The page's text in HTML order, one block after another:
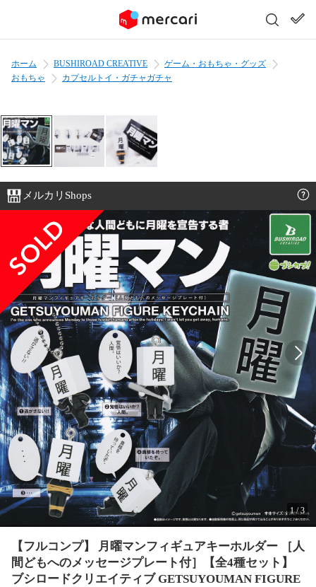
ホーム BUSHIROAD CREATIVE
ゲーム・おもちゃ・グッズ
おもちゃ
カプセルトイ・ガチャガチャ
メルカリShops
1/3
【フルコンプ】 月曜マンフィギュアキーホルダー ［人
間どもへのメッセージプレート付］【全4種セット】
ブシロードクリエイティブ GETSUYOUMAN FIGURE